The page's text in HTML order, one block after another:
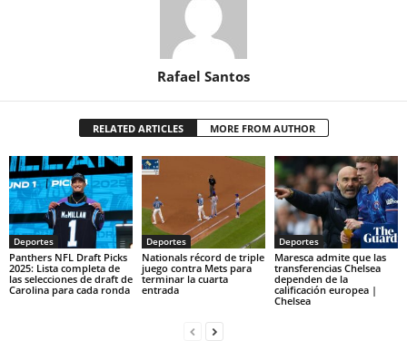
Rafael Santos
RELATED ARTICLES MORE FROM AUTHOR
Deportes
Panthers NFL Draft Picks
2025: Lista completa de
las selecciones de draft de
Carolina para cada ronda
Deportes
Nationals récord de triple
juego contra Mets para
terminar la cuarta
entrada
Deportes
Maresca admite que las
transferencias Chelsea
dependen de la
calificación europea |
Chelsea